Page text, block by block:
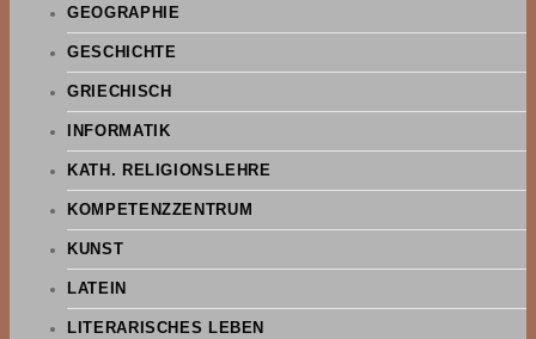
GEOGRAPHIE
GESCHICHTE
GRIECHISCH
INFORMATIK
KATH. RELIGIONSLEHRE
KOMPETENZZENTRUM
KUNST
LATEIN
LITERARISCHES LEBEN